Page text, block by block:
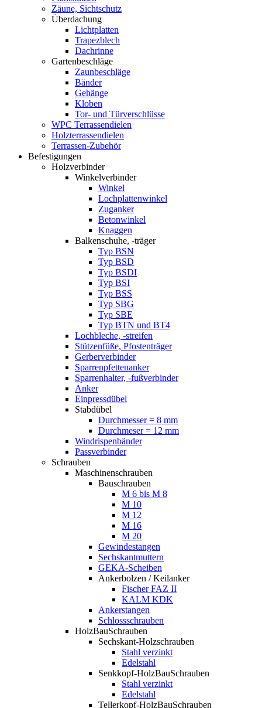
Zäune, Sichtschutz
Überdachung
Lichtplatten
Trapezblech
Dachrinne
Gartenbeschläge
Zaunbeschläge
Bänder
Gehänge
Kloben
Tor- und Türverschlüsse
WPC Terrassendielen
Holzterrassendielen
Terrassen-Zubehör
Befestigungen
Holzverbinder
Winkelverbinder
Winkel
Lochplattenwinkel
Zuganker
Betonwinkel
Knaggen
Balkenschuhe, -träger
Typ BSN
Typ BSD
Typ BSDI
Typ BSI
Typ BSS
Typ SBG
Typ SBE
Typ BTN und BT4
Lochbleche, -streifen
Stützenfüße, Pfostenträger
Gerberverbinder
Sparrenpfettenanker
Sparrenhalter, -fußverbinder
Anker
Einpressdübel
Stabdübel
Durchmesser = 8 mm
Durchmeser = 12 mm
Windrispenbänder
Passverbinder
Schrauben
Maschinenschrauben
Bauschrauben
M 6 bis M 8
M 10
M 12
M 16
M 20
Gewindestangen
Sechskantmuttern
GEKA-Scheiben
Ankerbolzen / Keilanker
Fischer FAZ II
KALM KDK
Ankerstangen
Schlossschrauben
HolzBauSchrauben
Sechskant-Holzschrauben
Stahl verzinkt
Edelstahl
Senkkopf-HolzBauSchrauben
Stahl verzinkt
Edelstahl
Tellerkopf-HolzBauSchrauben